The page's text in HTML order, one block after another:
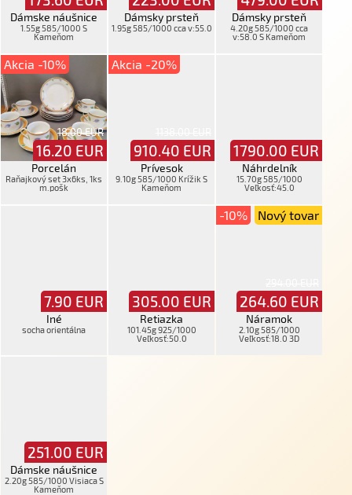
Dámske náušnice
1.55g 585/1000 S
Kameňom
Dámsky prsteň
1.95g 585/1000 cca v:55.0
Dámsky prsteň
4.20g 585/1000 cca
v:58.0 S Kameňom
Akcia -10%
18.00 EUR
16.20 EUR
Porcelán
Raňajkový set 3x6ks, 1ks
m.pošk
Akcia -20%
910.40 EUR
Prívesok
9.10g 585/1000 Krížik S
Kameňom
1790.00 EUR
Náhrdelník
15.70g 585/1000
Veľkosť:45.0
7.90 EUR
Iné
socha orientálna
305.00 EUR
Retiazka
101.45g 925/1000
Veľkosť:50.0
-10%
264.60 EUR
Nový tovar
Náramok
2.10g 585/1000
Veľkosť:18.0 3D
251.00 EUR
Dámske náušnice
2.20g 585/1000 Visiaca S
Kameňom